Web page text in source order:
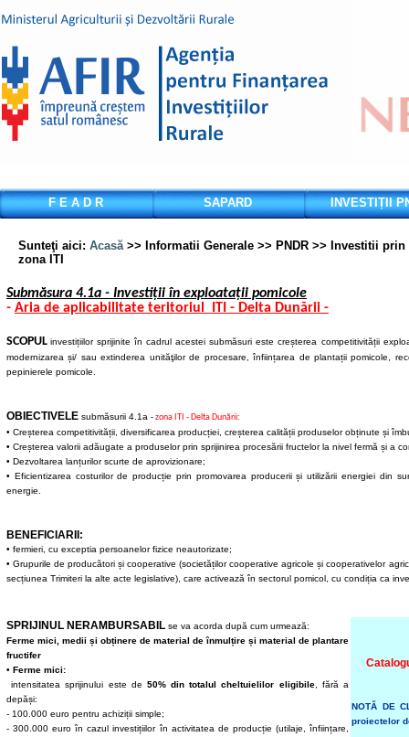
F E A D R SAPARD INVESTIȚII
Sunteţi aici: Acasă>> Informatii Generale >> PNDR >> Investitii prin
zona ITI
Submăsura 4.1a - Investiții în exploatații pomicole
- Aria de aplicabilitate teritoriul ITI - Delta Dunării -
SCOPUL investițiilor sprijinite în cadrul acestei submăsuri este creșterea competitivității
modernizarea și/ sau extinderea unităţilor de procesare, înființarea de plantații pomicole,
pepinierele pomicole.
OBIECTIVELE submăsurii 4.1a -zona ITI - Delta Dunării:
• Creșterea competitivității, diversificarea producției, creșterea calității produselor obținute și
• Creșterea valorii adăugate a produselor prin sprijinirea procesării fructelor la nivel fermă și a
• Dezvoltarea lanțurilor scurte de aprovizionare;
• Eficientizarea costurilor de producție prin promovarea producerii și utilizării energiei din
energie.
BENEFICIARII:
• fermieri, cu exceptia persoanelor fizice neautorizate;
• Grupurile de producători și cooperative (societăților cooperative agricole și cooperativelor
secțiunea Trimiteri la alte acte legislative), care activează în sectorul pomicol, cu condiția ca
SPRIJINUL NERAMBURSABIL se va acorda după cum urmează:
Ferme mici, medii și obținere de material de înmulțire și material de plantare
fructifer
• Ferme mici:
intensitatea sprijinului este de 50% din totalul cheltuielilor eligibile, fără a
depăși:
- 100.000 euro pentru achiziții simple;
- 300.000 euro în cazul investițiilor în activitatea de producție (utilaje, înființare,
NOTĂ DE
proiectelor